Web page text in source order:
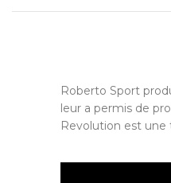
Roberto Sport
leur a permis de
Revolution est une